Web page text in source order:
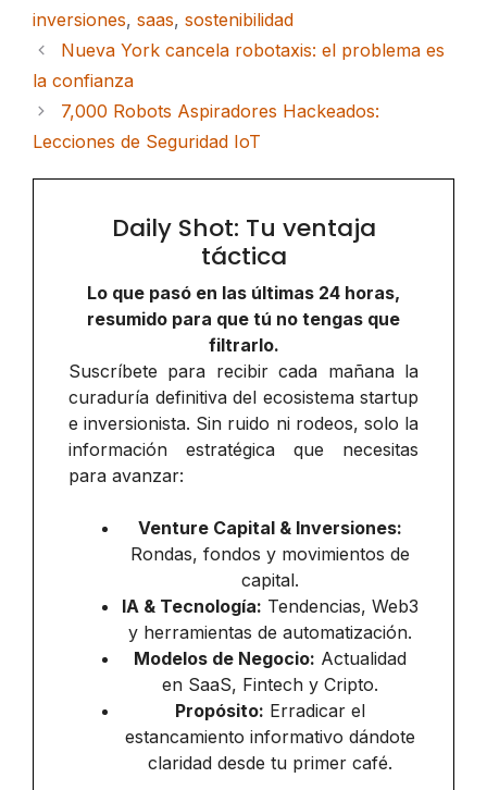
inversiones, saas, sostenibilidad
Nueva York cancela robotaxis: el problema es
la confianza
7,000 Robots Aspiradores Hackeados:
Lecciones de Seguridad IoT
Daily Shot: Tu ventaja
táctica
Lo que pasó en las últimas 24 horas,
resumido para que tú no tengas que
filtrarlo.
Suscríbete para recibir cada mañana la
curaduría definitiva del ecosistema startup
e inversionista. Sin ruido ni rodeos, solo la
información estratégica que necesitas
para avanzar:
Venture Capital & Inversiones:
Rondas, fondos y movimientos de
capital.
IA & Tecnología: Tendencias, Web3
y herramientas de automatización.
Modelos de Negocio: Actualidad
en SaaS, Fintech y Cripto.
Propósito: Erradicar el
estancamiento informativo dándote
claridad desde tu primer café.